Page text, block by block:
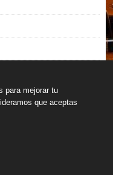
para mejorar tu
que aceptas